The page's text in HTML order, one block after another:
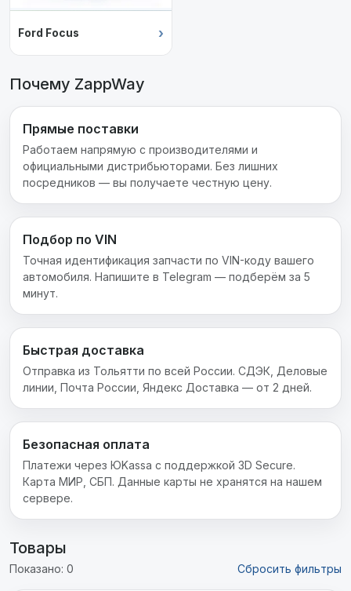
Ford Focus ›
Почему ZappWay
Прямые поставки
Работаем напрямую с производителями и
официальными дистрибьюторами. Без лишних
посредников — вы получаете честную цену.
Подбор по VIN
Точная идентификация запчасти по VIN-коду вашего
автомобиля. Напишите в Telegram — подберём за 5
минут.
Быстрая доставка
Отправка из Тольятти по всей России. СДЭК, Деловые
линии, Почта России, Яндекс Доставка — от 2 дней.
Безопасная оплата
Платежи через ЮKassa с поддержкой 3D Secure.
Карта МИР, СБП. Данные карты не хранятся на нашем
сервере.
Товары
Показано: 0 Сбросить фильтры